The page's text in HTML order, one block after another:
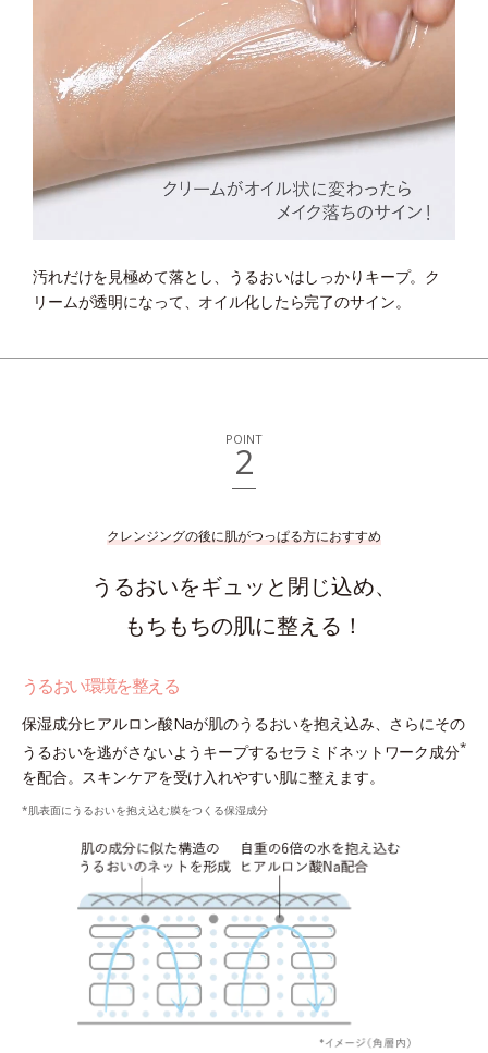
汚れだけを見極めて落とし、うるおいはしっかりキープ。 ク
リームが透明になって、オイル化したら完了のサイン。
POINT
2
クレンジングの後に肌がつっぱる方におすすめ
うるおいをギュッと閉じ込め、
もちもちの肌に整える！
うるおい環境を整える
保湿成分ヒアルロン酸Naが肌のうるおいを抱え込み、さらにその
うるおいを逃がさないようキープするセラミドネットワーク成分*
を配合。スキンケアを受け入れやすい肌に整えます。
*肌表面にうるおいを抱え込む膜をつくる保湿成分